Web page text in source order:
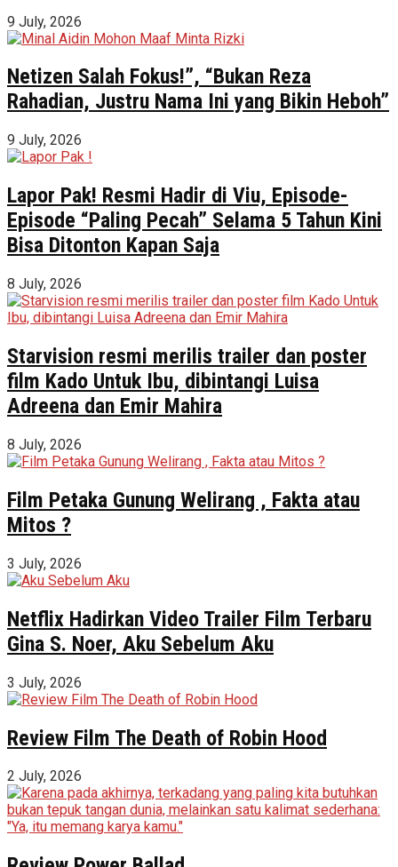
9 July, 2026
Netizen Salah Fokus!”, “Bukan Reza
Rahadian, Justru Nama Ini yang Bikin Heboh”
9 July, 2026
Lapor Pak! Resmi Hadir di Viu, Episode-
Episode “Paling Pecah” Selama 5 Tahun Kini
Bisa Ditonton Kapan Saja
8 July, 2026
Starvision resmi merilis trailer dan poster
film Kado Untuk Ibu, dibintangi Luisa
Adreena dan Emir Mahira
8 July, 2026
Film Petaka Gunung Welirang , Fakta atau
Mitos ?
3 July, 2026
Netflix Hadirkan Video Trailer Film Terbaru
Gina S. Noer, Aku Sebelum Aku
3 July, 2026
Review Film The Death of Robin Hood
2 July, 2026